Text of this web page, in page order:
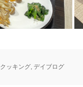
クッキング, デイブログ